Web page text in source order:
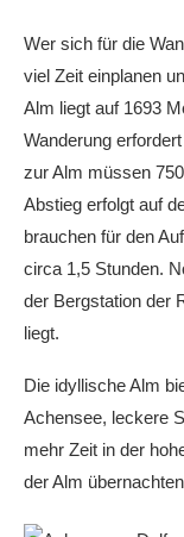
Wer sich für die
viel Zeit einplanen
Alm liegt auf 1693
Wanderung
zur Alm müssen
Abstieg erfolgt auf
brauchen für den
circa 1,5 Stunden.
der Bergstation der
liegt.
Die idyllische Alm
Achensee, leckere
mehr Zeit in der
der Alm